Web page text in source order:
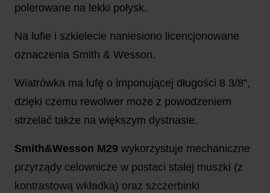
polerowane na lekki połysk.
Na lufie i szkielecie naniesiono licencjonowane
oznaczenia Smith & Wesson.
Wiatrówka ma lufę o imponującej długości 8 3/8",
dzięki czemu rewolwer może z powodzeniem
strzelać także na większym dystnasie.
Smith&Wesson M29 wykorzystuje mechaniczne
przyrządy celownicze w postaci stałej muszki (z
kontrastową wkładką) oraz szczerbinki